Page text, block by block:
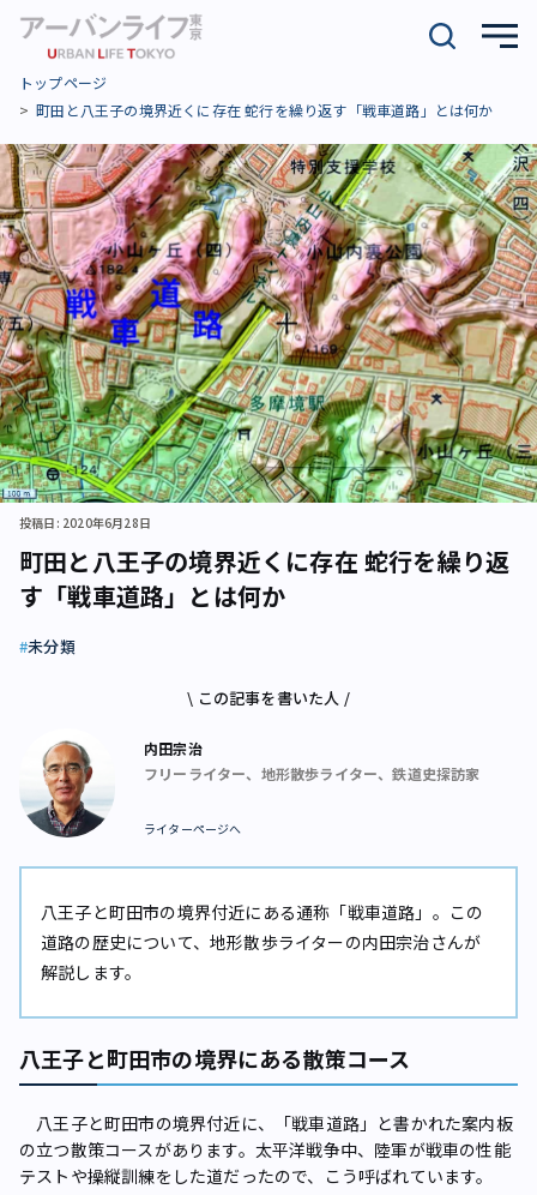
トップページ
町田と八王子の境界近くに存在 蛇行を繰り返す「戦車道路」とは何か
町田と八王子の境界近くに存在 蛇行を繰り返
す「戦車道路」とは何か
投稿日: 2020年6月28日
未分類
\ この記事を書いた人 /
内田宗治
フリーライター、地形散歩ライター、鉄道史探訪家
ライターページへ
八王子と町田市の境界付近にある通称「戦車道路」。この
道路の歴史について、地形散歩ライターの内田宗治さんが
解説します。
八王子と町田市の境界にある散策コース
八王子と町田市の境界付近に、「戦車道路」と書かれた案内板
の立つ散策コースがあります。太平洋戦争中、陸軍が戦車の性能
テストや操縦訓練をした道だったので、こう呼ばれています。